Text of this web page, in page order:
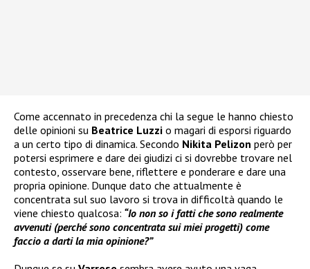
Come accennato in precedenza chi la segue le hanno chiesto
delle opinioni su Beatrice Luzzi o magari di esporsi riguardo
a un certo tipo di dinamica. Secondo Nikita Pelizon però per
potersi esprimere e dare dei giudizi ci si dovrebbe trovare nel
contesto, osservare bene, riflettere e ponderare e dare una
propria opinione. Dunque dato che attualmente è
concentrata sul suo lavoro si trova in difficoltà quando le
viene chiesto qualcosa: “Io non so i fatti che sono realmente
avvenuti (perché sono concentrata sui miei progetti) come
faccio a darti la mia opinione?”